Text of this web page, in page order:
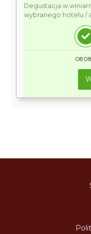
Degustacja w
wybranego hotelu /